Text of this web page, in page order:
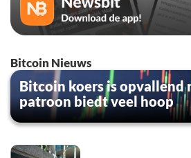
Bitcoin Nieuws
Bitcoin koers is opvallend
patroon biedt veel hoop